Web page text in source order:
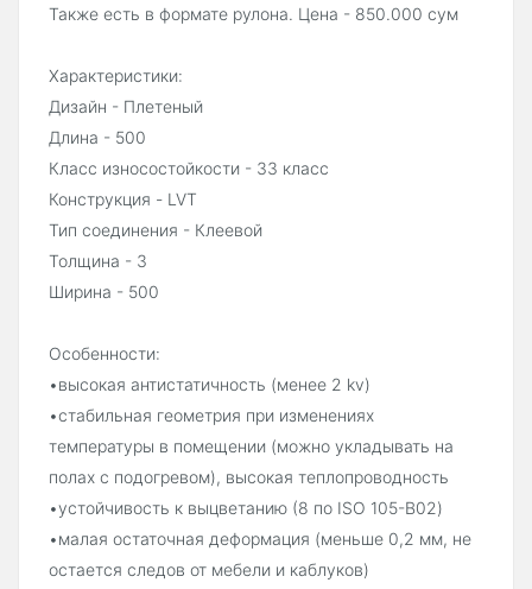
Также есть в формате рулона. Цена - 850.000 сум
Характеристики:
Дизайн - Плетеный
Длина - 500
Класс износостойкости - 33 класс
Конструкция - LVT
Тип соединения - Клеевой
Толщина - 3
Ширина - 500
Особенности:
•высокая антистатичность (менее 2 kv)
•стабильная геометрия при изменениях
температуры в помещении (можно укладывать на
полах с подогревом), высокая теплопроводность
•устойчивость к выцветанию (8 по ISO 105-B02)
•малая остаточная деформация (меньше 0,2 мм, не
остается следов от мебели и каблуков)